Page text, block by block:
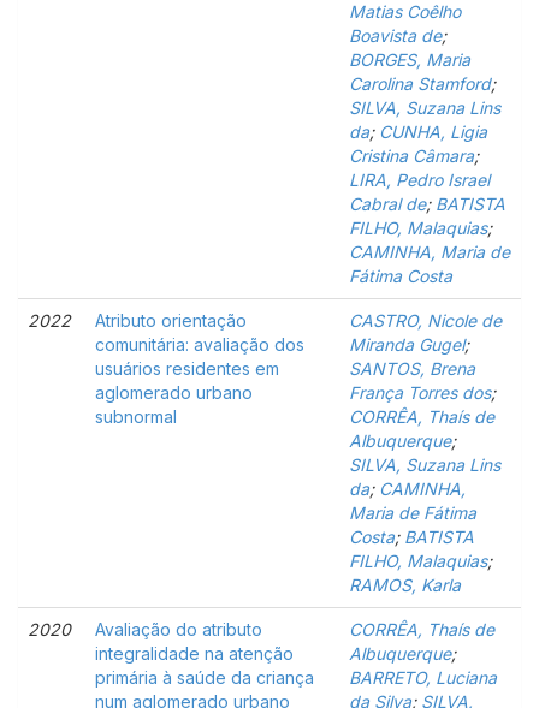
Matias Coêlho
Boavista de;
BORGES, Maria
Carolina Stamford;
SILVA, Suzana Lins
da; CUNHA, Ligia
Cristina Câmara;
LIRA, Pedro Israel
Cabral de; BATISTA
FILHO, Malaquias;
CAMINHA, Maria de
Fátima Costa
2022
Atributo orientação
comunitária: avaliação dos
usuários residentes em
aglomerado urbano
subnormal
CASTRO, Nicole de
Miranda Gugel;
SANTOS, Brena
França Torres dos;
CORRÊA, Thaís de
Albuquerque;
SILVA, Suzana Lins
da; CAMINHA,
Maria de Fátima
Costa; BATISTA
FILHO, Malaquias;
RAMOS, Karla
2020
Avaliação do atributo
integralidade na atenção
primária à saúde da criança
num aglomerado urbano
CORRÊA, Thaís de
Albuquerque;
BARRETO, Luciana
da Silva; SILVA,